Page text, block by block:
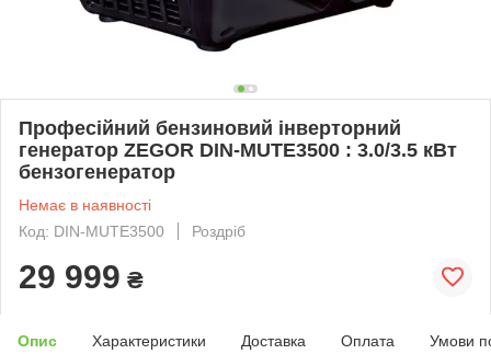
Професійний бензиновий інверторний
генератор ZEGOR DIN-MUTE3500 : 3.0/3.5 кВт
бензогенератор
Немає в наявності
Код: DIN-MUTE3500
Роздріб
29 999 ₴
Опис Характеристики Доставка Оплата Умови